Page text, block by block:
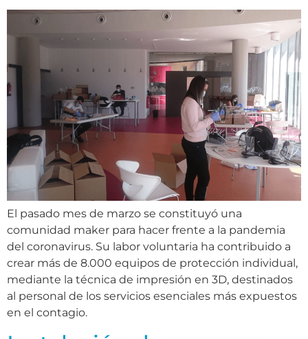
El pasado mes de marzo se constituyó una
comunidad maker para hacer frente a la pandemia
del coronavirus. Su labor voluntaria ha contribuido a
crear más de 8.000 equipos de protección individual,
mediante la técnica de impresión en 3D, destinados
al personal de los servicios esenciales más expuestos
en el contagio.